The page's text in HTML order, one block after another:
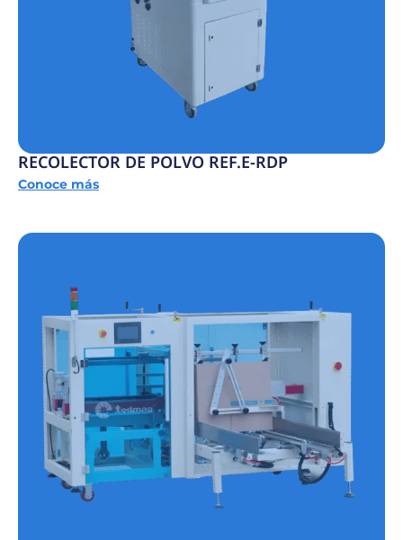
RECOLECTOR DE POLVO REF.E-RDP
Conoce más